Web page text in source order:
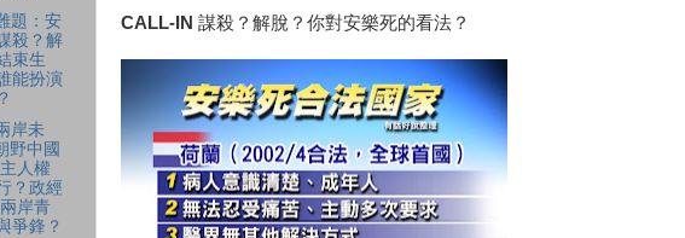
CALL-IN 謀殺？解脫？你對安樂死的看法？
題：安
殺？解
束生
能扮演
岸未
野中國
人權
？政經
岸青
爭鋒？